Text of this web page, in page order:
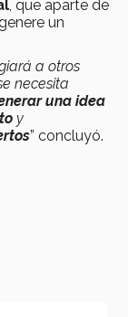
, que aparte de
un
a otros
necesita
una idea
y
” concluyó.